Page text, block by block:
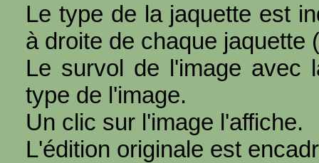
Le type de la jaquette est
à droite de chaque jaquette (
Le survol de l'image avec
type de l'image.
Un clic sur l'image l'affiche.
L'édition originale est